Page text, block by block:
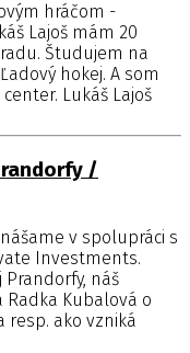
hráčom -
Lajoš mám 20
Študujem na
hokej. A som
Lukáš Lajoš
/
v spolupráci s
Investments.
náš
Kubalová o
ako vzniká